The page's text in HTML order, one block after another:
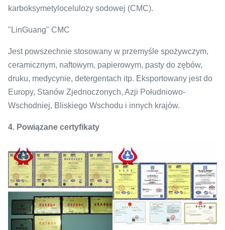
karboksymetylocelulozy sodowej (CMC).
"LinGuang" CMC
Jest powszechnie stosowany w przemyśle spożywczym,
ceramicznym, naftowym, papierowym, pasty do zębów,
druku, medycynie, detergentach itp. Eksportowany jest do
Europy, Stanów Zjednoczonych, Azji Południowo-
Wschodniej, Bliskiego Wschodu i innych krajów.
4. Powiązane certyfikaty